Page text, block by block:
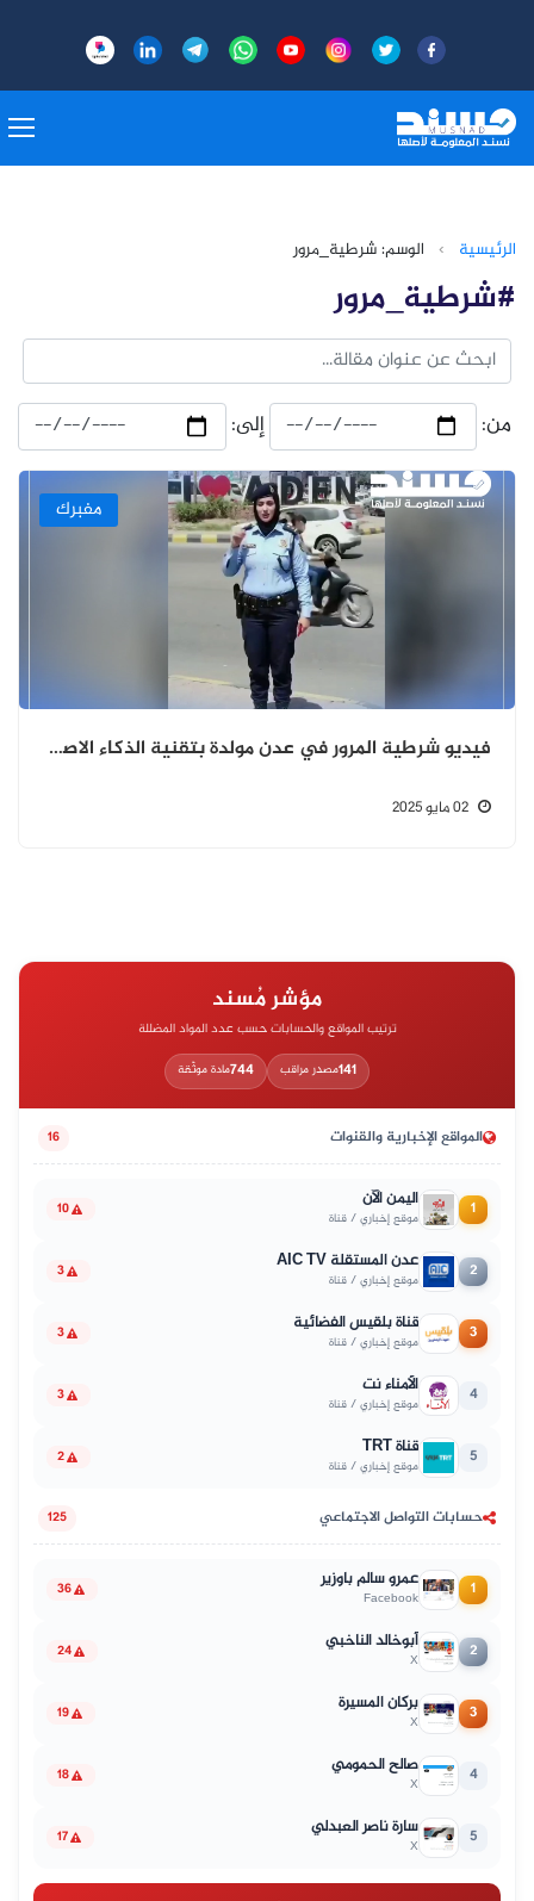
الرئيسية › الوسم: شرطية_مرور
#شرطية_مرور
من: إلى:
مفبرك
فيديو شرطية المرور في عدن مولدة بتقنية الذكاء الاصطناعي
مؤشر مُسند
ترتيب المواقع والحسابات حسب عدد المواد المضللة
141مصدر مراقب 744مادة موثّقة
المواقع الإخبارية والقنوات 16
1 اليمن الآن
موقع إخباري / قناة 10
2 عدن المستقلة AIC TV
موقع إخباري / قناة 3
3 قناة بلقيس الفضائية
موقع إخباري / قناة 3
4 الأمناء نت
موقع إخباري / قناة 3
5 قناة TRT
موقع إخباري / قناة 2
حسابات التواصل الاجتماعي 125
1 عمرو سالم باوزير
Facebook
36
2 أبوخالد الناخبي
X
24
3 بركان المسيرة
X
19
4 صالح الحمومي
X
18
5 سارة ناصر العبدلي
X
17